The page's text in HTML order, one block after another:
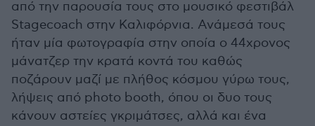
από την παρουσία τους στο μουσικό φεστιβάλ
Stagecoach στην Καλιφόρνια. Ανάμεσά τους
ήταν μία φωτογραφία στην οποία ο 44χρονος
μάνατζερ την κρατά κοντά του καθώς
ποζάρουν μαζί με πλήθος κόσμου γύρω τους,
λήψεις από photo booth, όπου οι δυο τους
κάνουν αστείες γκριμάτσες, αλλά και ένα